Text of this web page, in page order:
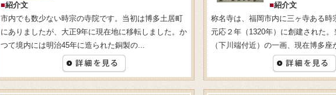
■紹介文
市内でも数少ない時宗の寺院です。当初は博多土居町
にありましたが、大正9年に現在地に移転しました。か
つて境内には明治45年に造られた銅製の...
■紹介文
称名寺は、福岡市内に三ヶ寺ある時
元応２年（1320年）に創建された
（下川端付近）の一画、現在博多座